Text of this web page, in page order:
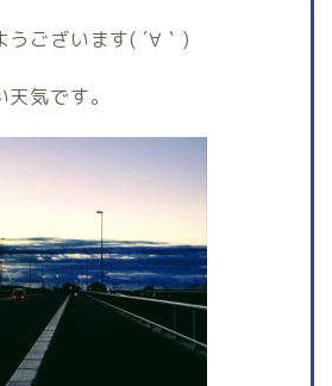
ございます( ´∀｀)
気です。